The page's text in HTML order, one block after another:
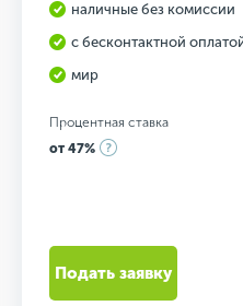
наличные без комиссии
с бесконтактной
мир
Процентная ставка
от 47%
Подать заявку